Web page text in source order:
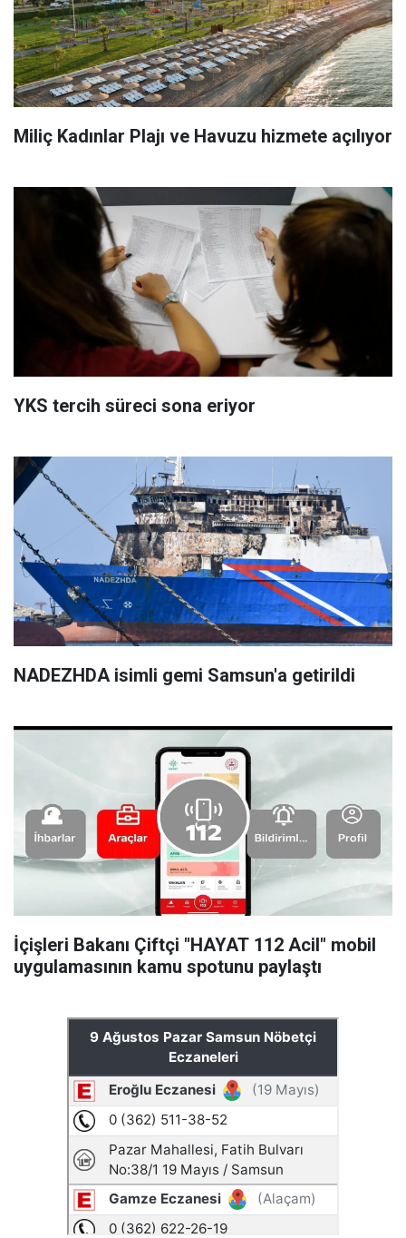
Miliç Kadınlar Plajı ve Havuzu hizmete açılıyor
YKS tercih süreci sona eriyor
NADEZHDA isimli gemi Samsun'a getirildi
İçişleri Bakanı Çiftçi "HAYAT 112 Acil" mobil
uygulamasının kamu spotunu paylaştı